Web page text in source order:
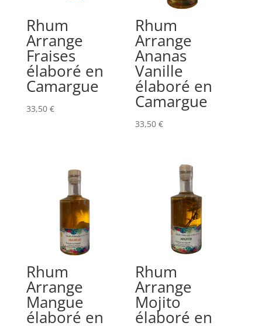
Rhum
Arrange
Fraises
élaboré en
Camargue
33,50 €
Rhum
Arrange
Ananas
Vanille
élaboré en
Camargue
33,50€
Rhum
Arrange
Mangue
élaboré en
Rhum
Arrange
Mojito
élaboré en